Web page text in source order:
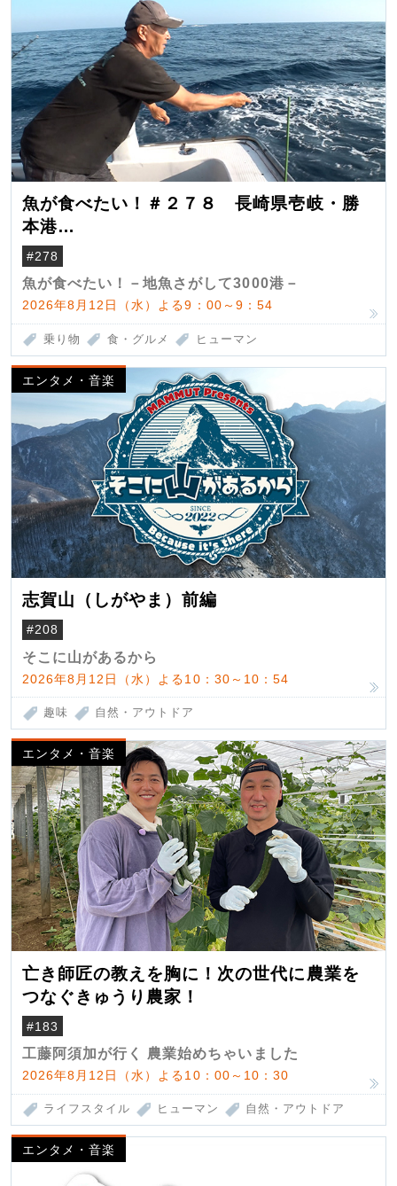
魚が食べたい！＃２７８ 長崎県壱岐・勝
本港
（クロマグロ）
#278
魚が食べたい！－地魚さがして3000港－
2026年8月12日（水）よる9：00～9：54
乗り物 食・グルメ ヒューマン
エンタメ・音楽
志賀山（しがやま）前編
#208
そこに山があるから
2026年8月12日（水）よる10：30～10：54
趣味 自然・アウトドア
エンタメ・音楽
亡き師匠の教えを胸に！次の世代に農業を
つなぐきゅうり農家！
#183
工藤阿須加が行く 農業始めちゃいました
2026年8月12日（水）よる10：00～10：30
ライフスタイル ヒューマン 自然・アウトドア
エンタメ・音楽